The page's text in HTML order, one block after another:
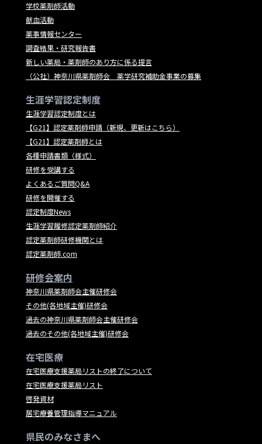
学校薬剤師活動
献血活動
薬事情報センター
調査結果・研究報告書
新しい薬局・薬剤師のあり方に係る提言
（公社）神奈川県薬剤師会 薬学研究補助金事業の募集
生涯学習認定制度
生涯学習認定制度とは
【G21】認定薬剤師申請（新規、更新はこちら）
【G21】認定薬剤師とは
各種申請書類（様式）
研修を受講する
よくあるご質問Q&A
研修を開催する
認定制度News
生涯学習履修認定薬剤師紹介
認定薬剤師研修機関とは
認定薬剤師.com
研修会案内
神奈川県薬剤師会主催研修会
その他(各地域主催)研修会
過去の神奈川県薬剤師会主催研修会
過去のその他(各地域主催)研修会
在宅医療
在宅医療支援薬局リストの終了について
在宅医療支援薬局リスト
啓発資材
居宅療養管理指導マニュアル
県民のみなさまへ